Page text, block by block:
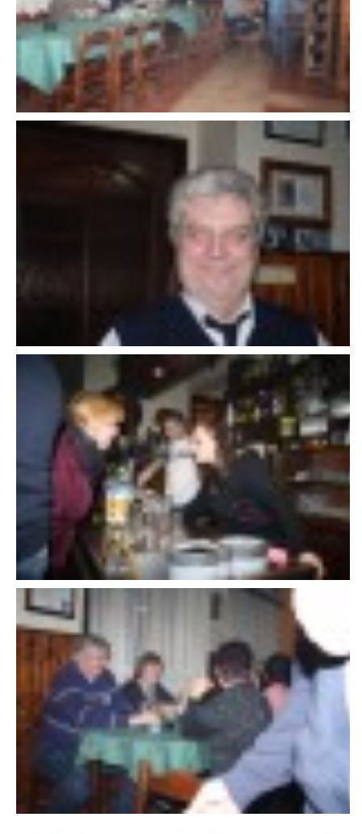
HASIČSKÉ DESATERO
SVATÝ FLORIÁN
ODKAZY NA WWW.STRÁNKY
Kontakt
SDH Licomělice
538 03 Heřmanův Městec
Bankovní spojení:
224985128/0600
IČO: 64782832
Gmail: sdhlicomelice@gmail.com
607 276 682 - starosta SDH
sdhlicomelice@seznam.cz
© 2026 eStránky.cz